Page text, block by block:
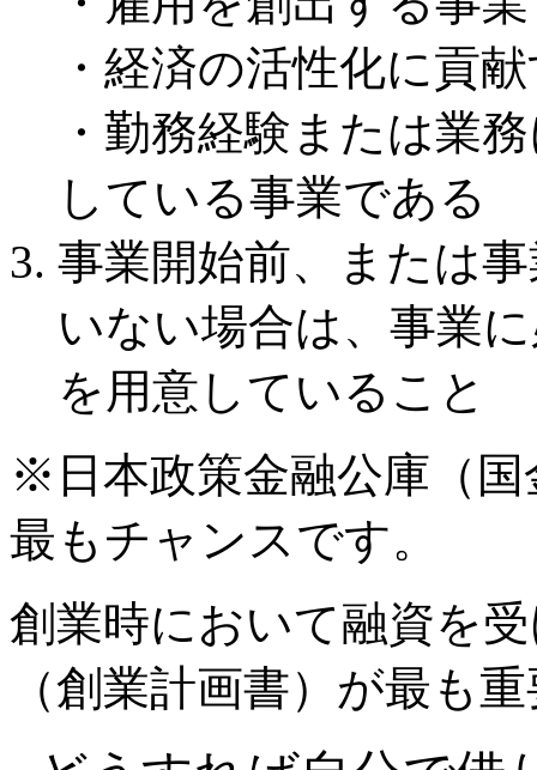
・経済の活性化に貢
・勤務経験または業
している事業である
事業開始前、または
いない場合は、事業
を用意していること
※日本政策金融公庫（
最もチャンスです。
創業時において融資を
（創業計画書）が最も